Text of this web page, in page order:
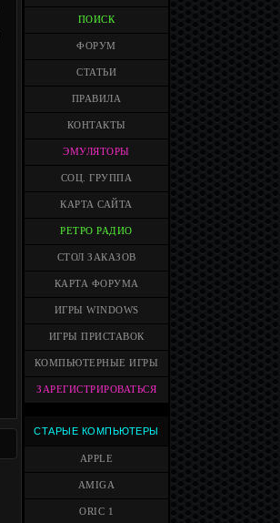
ПОИСК
ФОРУМ
СТАТЬИ
ПРАВИЛА
КОНТАКТЫ
ЭМУЛЯТОРЫ
СОЦ. ГРУППА
КАРТА САЙТА
РЕТРО РАДИО
СТОЛ ЗАКАЗОВ
КАРТА ФОРУМА
ИГРЫ WINDOWS
ИГРЫ ПРИСТАВОК
КОМПЬЮТЕРНЫЕ ИГРЫ
ЗАРЕГИСТРИРОВАТЬСЯ
СТАРЫЕ КОМПЬЮТЕРЫ
APPLE
AMIGA
ORIC 1